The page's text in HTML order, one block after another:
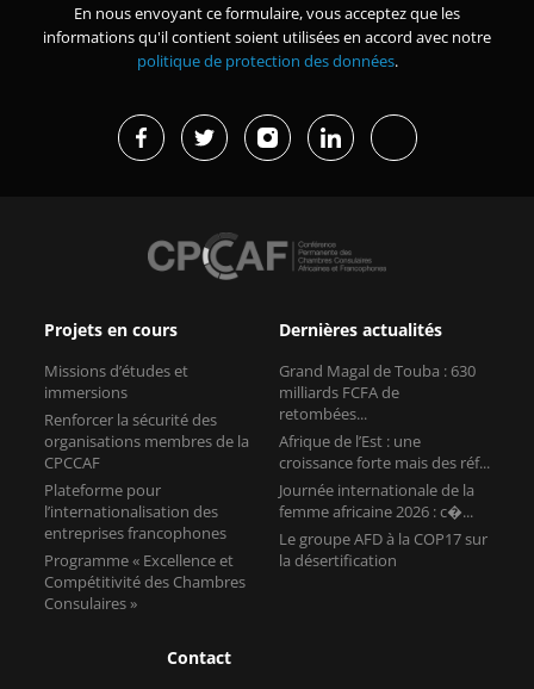
En nous envoyant ce formulaire, vous acceptez que les
informations qu'il contient soient utilisées en accord avec notre
politique de protection des données.
Projets en cours
Missions d’études et
immersions
Renforcer la sécurité des
organisations membres de la
CPCCAF
Plateforme pour
l’internationalisation des
entreprises francophones
Programme « Excellence et
Compétitivité des Chambres
Consulaires »
Dernières actualités
Grand Magal de Touba : 630
milliards FCFA de
retombées...
Afrique de l’Est : une
croissance forte mais des réf...
Journée internationale de la
femme africaine 2026 : c�...
Le groupe AFD à la COP17 sur
la désertification
Contact